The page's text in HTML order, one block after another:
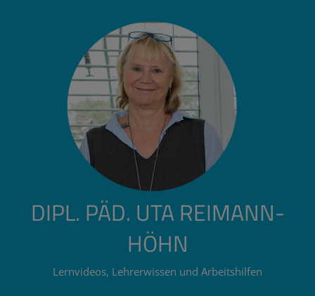
DIPL. PÄD. UTA REIMANN-
HÖHN
Lernvideos, Lehrerwissen und Arbeitshilfen